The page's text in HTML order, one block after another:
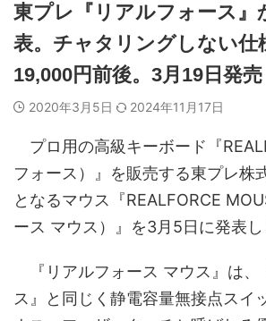
東プレ『リアルフォース』
表。チャタリングしない仕
19,000円前後。3月19日発売
2020年3月5日 2024年11月17日
プロ用の高級キーボード『
フォース）』を販売する東プレ株
となるマウス『REALFORCE
ース マウス）』を3月5日に発表し
『リアルフォース マウス』は、
ス』と同じく静電容量無接点スイ